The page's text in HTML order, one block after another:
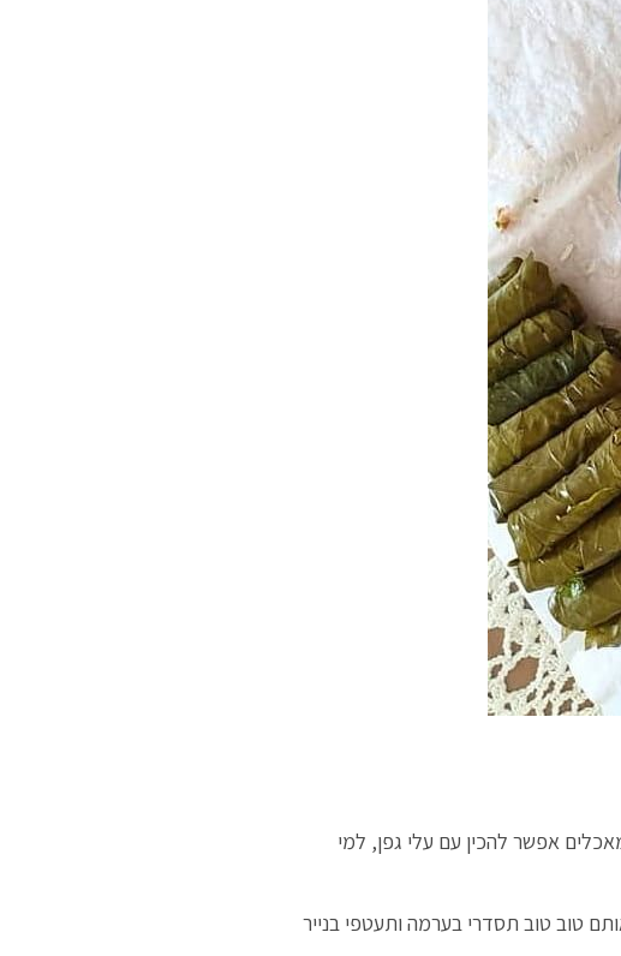
אפשר להכין עם עלי גפן, למי
טוב טוב תסדרי בערמה ותעטפי בנייר